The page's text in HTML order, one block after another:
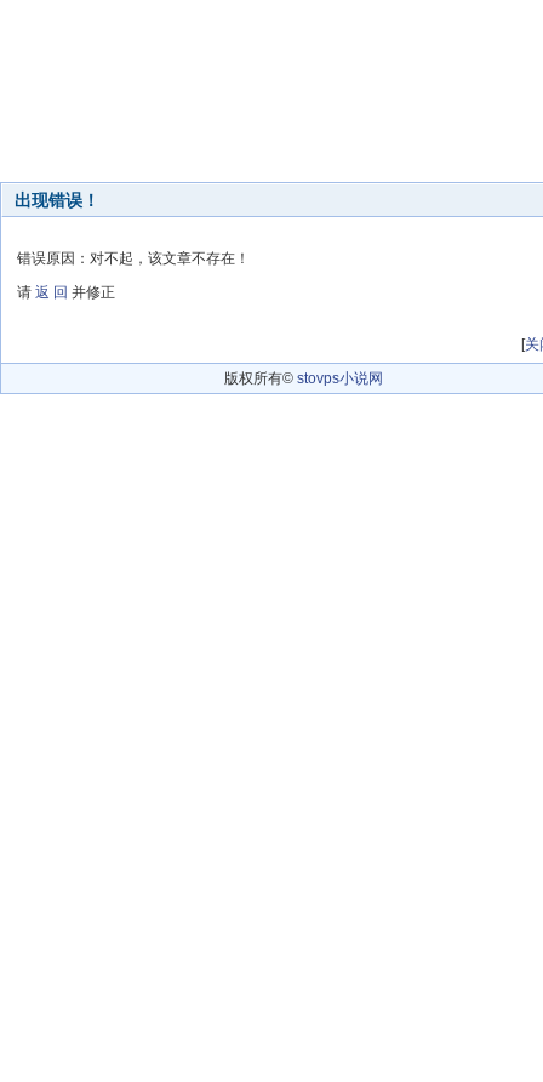
出现错误！
错误原因：对不起，该文章不存在！
请 返 回 并修正
[关
版权所有© stovps小说网